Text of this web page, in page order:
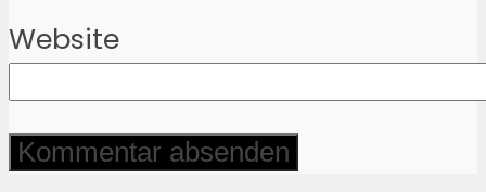
Website